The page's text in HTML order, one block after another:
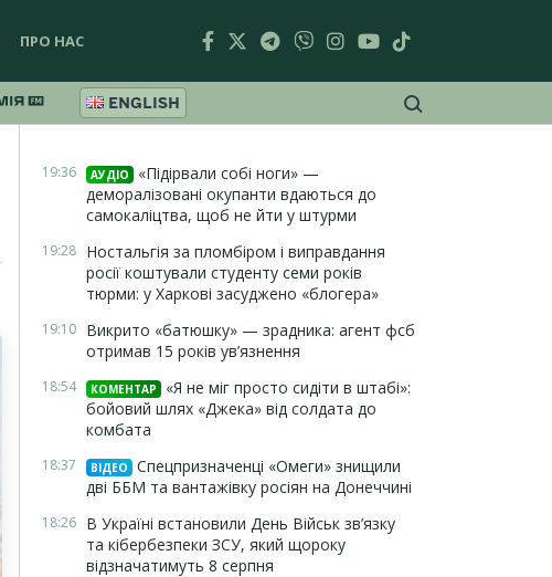
ПРО НАС
ENGLISH
19:36 АУДІО
«Підірвали собі ноги» —
деморалізовані окупанти вдаються до
самокаліцтва, щоб не йти у штурми
19:28 Ностальгія за пломбіром і виправдання
росії коштували студенту семи років
тюрми: у Харкові засуджено «блогера»
19:10 Викрито «батюшку» — зрадника: агент фсб
отримав 15 років ув’язнення
18:54 КОМЕНТАР
«Я не міг просто сидіти в штабі»:
бойовий шлях «Джека» від солдата до
комбата
18:37 ВІДЕО
Спецпризначенці «Омеги» знищили
дві ББМ та вантажівку росіян на Донеччині
18:26 В Україні встановили День Військ зв’язку
та кібербезпеки ЗСУ, який щороку
відзначатимуть 8 серпня